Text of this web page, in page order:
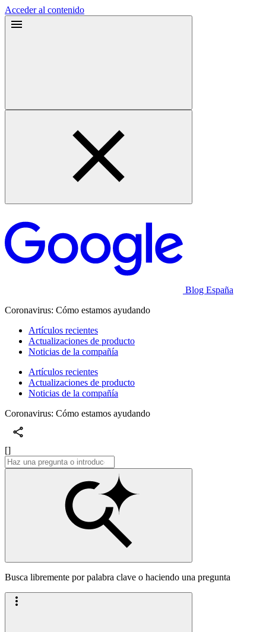
Acceder al contenido
Blog España
Coronavirus: Cómo estamos ayudando
Artículos recientes
Actualizaciones de producto
Noticias de la compañía
Artículos recientes
Actualizaciones de producto
Noticias de la compañía
Coronavirus: Cómo estamos ayudando
[]
Busca libremente por palabra clave o haciendo una pregunta